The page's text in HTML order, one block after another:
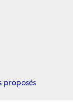
proposés